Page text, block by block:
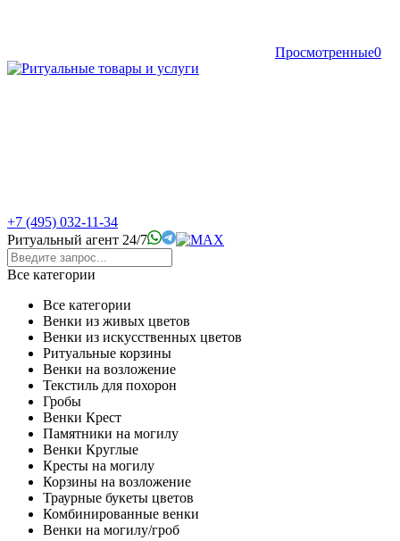
Просмотренные0
+7 (495) 032-11-34
Ритуальный агент 24/7
Все категории
Все категории
Венки из живых цветов
Венки из искусственных цветов
Ритуальные корзины
Венки на возложение
Текстиль для похорон
Гробы
Венки Крест
Памятники на могилу
Венки Круглые
Кресты на могилу
Корзины на возложение
Траурные букеты цветов
Комбинированные венки
Венки на могилу/гроб